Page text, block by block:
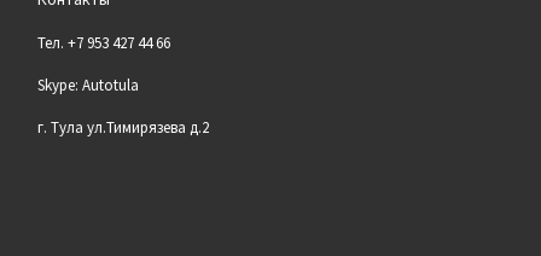
Тел. +7 953 427 44 66
Skype: Autotula
г. Тула ул.Тимирязева д.2